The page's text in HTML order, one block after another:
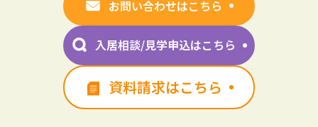
お問い合わせはこちら
入居相談/見学申込はこちら
資料請求はこちら